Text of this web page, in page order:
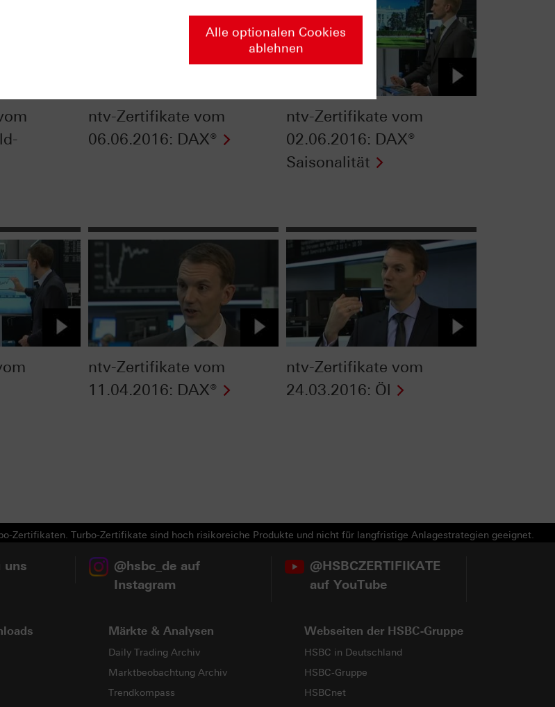
ntv-Zertifikate vom
06.06.2016: DAX®
ntv-Zertifikate vom
02.06.2016: DAX®
Saisonalität
ntv-Zertifikate vom
11.04.2016: DAX®
ntv-Zertifikate vom
24.03.2016: Öl
Zertifikaten. Turbo-Zertifikate sind hoch risikoreiche Produkte und nicht für langfristige Anlagestrategien geeignet.
uns
@hsbc_de auf
Instagram
@HSBCZERTIFIKATE
auf YouTube
Märkte & Analysen
Daily Trading Archiv
Marktbeobachtung Archiv
Trendkompass
Webseiten der HSBC-Gruppe
HSBC in Deutschland
HSBC-Gruppe
HSBCnet
Alle optionalen Cookies
ablehnen